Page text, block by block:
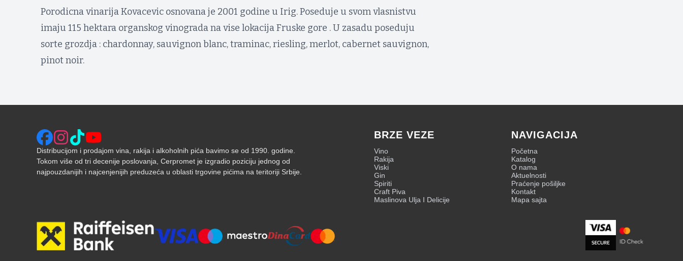
Porodicna vinarija Kovacevic osnovana je 2001 godine u Irig. Poseduje u svom vlasnistvu
imaju 115 hektara organskog vinograda na vise lokacija Fruske gore . U zasadu poseduju
sorte grozdja : chardonnay, sauvignon blanc, traminac, riesling, merlot, cabernet sauvignon,
pinot noir.
Distribucijom i prodajom vina, rakija i alkoholnih pića bavimo se od 1990. godine.
Tokom više od tri decenije poslovanja, Cerpromet je izgradio poziciju jednog od
najpouzdanijih i najcenjenijih preduzeća u oblasti trgovine pićima na teritoriji Srbije.
BRZE VEZE
Vino
Rakija
Viski
Gin
Spiriti
Craft Piva
Maslinova Ulja I Delicije
NAVIGACIJA
Početna
Katalog
O nama
Aktuelnosti
Praćenje pošiljke
Kontakt
Mapa sajta